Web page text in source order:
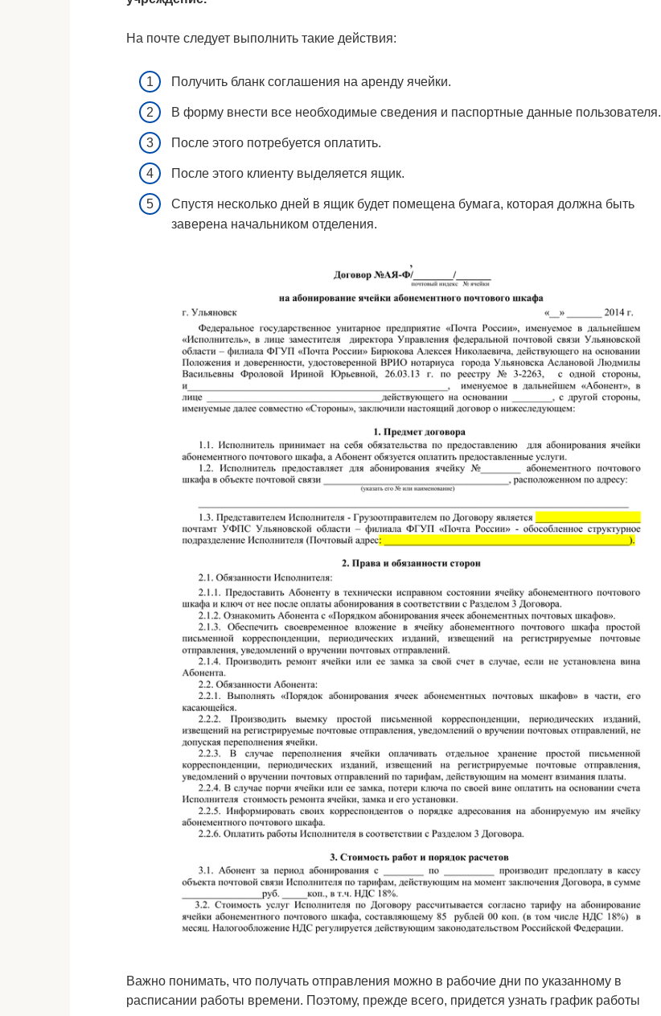
На почте следует выполнить такие действия:
Получить бланк соглашения на аренду ячейки.
В форму внести все необходимые сведения и паспортные данные пользователя.
После этого потребуется оплатить.
После этого клиенту выделяется ящик.
Спустя несколько дней в ящик будет помещена бумага, которая должна быть
заверена начальником отделения.
Важно понимать, что получать отправления можно в рабочие дни по указанному в
расписании работы времени. Поэтому, прежде всего, придется узнать график работы